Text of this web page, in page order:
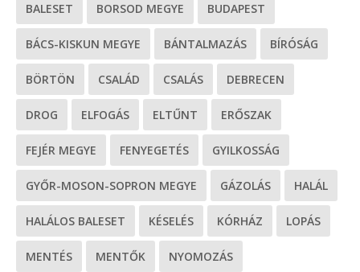
BALESET BORSOD MEGYE BUDAPEST
BÁCS-KISKUN MEGYE BÁNTALMAZÁS BÍRÓSÁG
BÖRTÖN CSALÁD CSALÁS DEBRECEN
DROG ELFOGÁS ELTŰNT ERŐSZAK
FEJÉR MEGYE FENYEGETÉS GYILKOSSÁG
GYŐR-MOSON-SOPRON MEGYE GÁZOLÁS HALÁL
HALÁLOS BALESET KÉSELÉS KÓRHÁZ LOPÁS
MENTÉS MENTŐK NYOMOZÁS